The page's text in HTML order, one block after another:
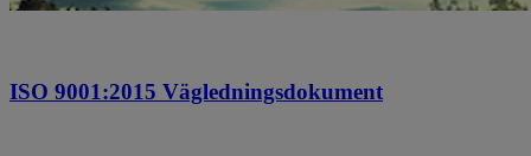
ISO 9001:2015 Vägledningsdokument